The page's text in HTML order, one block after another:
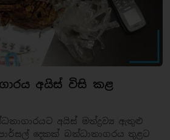
අයිස් විසි කළ
අයිස් මත්ද්‍රව්‍ය ඇතුළු
දෙකක් බන්ධානාගරය තුළට